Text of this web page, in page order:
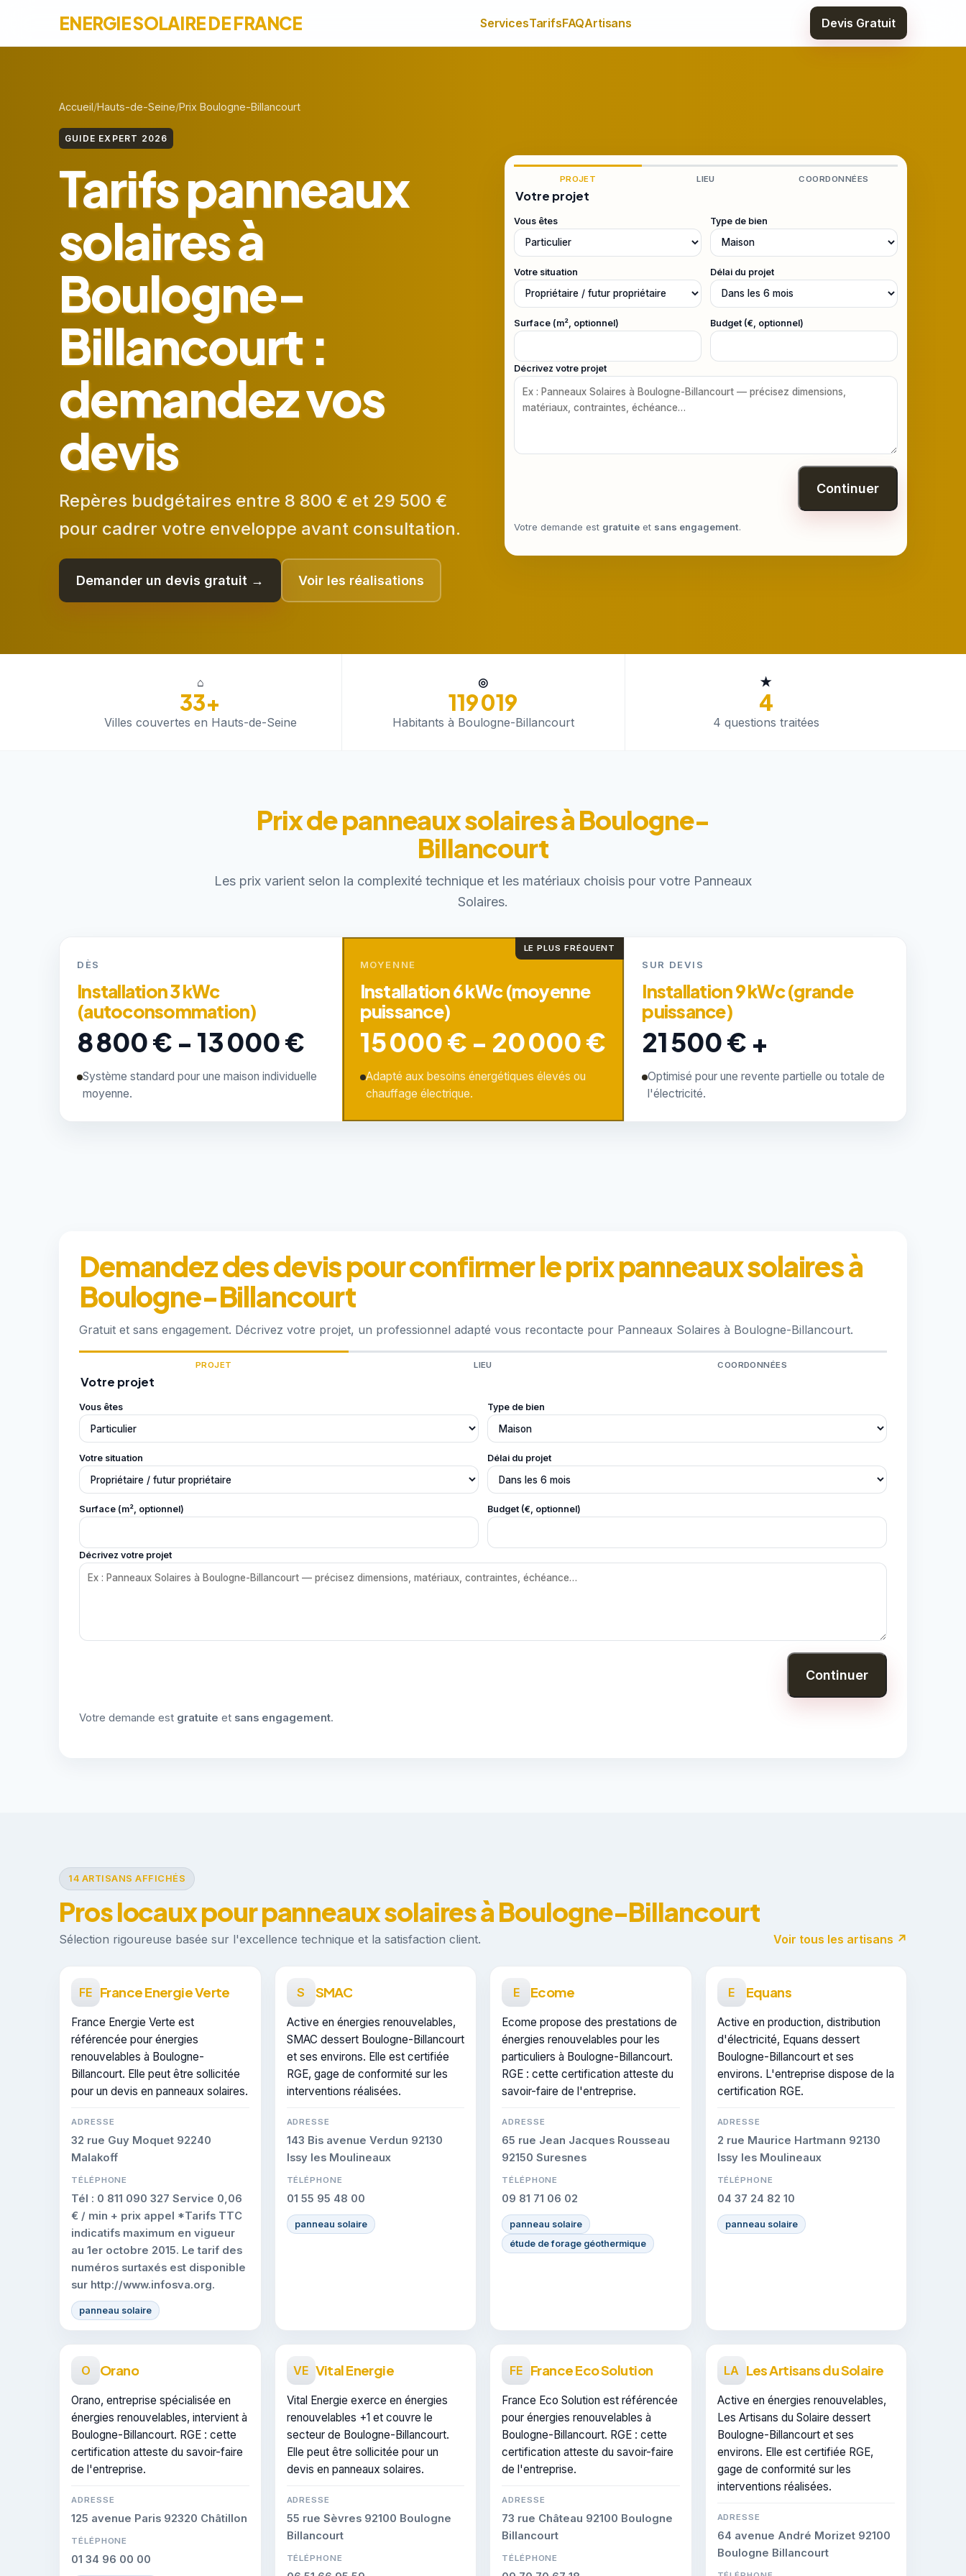
ENERGIE SOLAIRE DE FRANCE ServicesTarifsFAQArtisans Devis Gratuit
Accueil Hauts-de-Seine Prix Boulogne-Billancourt
GUIDE EXPERT 2026
Tarifs panneaux
solaires à
Boulogne-
Billancourt :
demandez vos
devis
Repères budgétaires entre 8 800 € et 29 500 €
pour cadrer votre enveloppe avant consultation.
Demander un devis gratuit → Voir les réalisations
PROJET LIEU COORDONNÉES
Votre projet
Vous êtes Type de bien
Votre situation Délai du projet
Surface (m², optionnel) Budget (€, optionnel)
Décrivez votre projet
Continuer
Votre demande est gratuite et sans engagement.
⌂
33+
Villes couvertes en Hauts-de-Seine
◎
119 019
Habitants à Boulogne-Billancourt
★
4
4 questions traitées
Prix de panneaux solaires à Boulogne-
Billancourt
Les prix varient selon la complexité technique et les matériaux choisis pour votre Panneaux
Solaires.
DÈS
Installation 3 kWc
(autoconsommation)
8 800 € - 13 000 €
Système standard pour une maison individuelle
moyenne.
LE PLUS FRÉQUENT
MOYENNE
Installation 6 kWc (moyenne
puissance)
15 000 € - 20 000 €
Adapté aux besoins énergétiques élevés ou
chauffage électrique.
SUR DEVIS
Installation 9 kWc (grande
puissance)
21 500 € +
Optimisé pour une revente partielle ou totale de
l'électricité.
Demandez des devis pour confirmer le prix panneaux solaires à
Boulogne-Billancourt
Gratuit et sans engagement. Décrivez votre projet, un professionnel adapté vous recontacte pour Panneaux Solaires à Boulogne-Billancourt.
PROJET LIEU COORDONNÉES
Votre projet
Vous êtes Type de bien
Votre situation Délai du projet
Surface (m², optionnel) Budget (€, optionnel)
Décrivez votre projet
Continuer
Votre demande est gratuite et sans engagement.
14 ARTISANS AFFICHÉS
Pros locaux pour panneaux solaires à Boulogne-Billancourt
Sélection rigoureuse basée sur l'excellence technique et la satisfaction client. Voir tous les artisans ↗
FE France Energie Verte
France Energie Verte est
référencée pour énergies
renouvelables à Boulogne-
Billancourt. Elle peut être sollicitée
pour un devis en panneaux solaires.
ADRESSE
32 rue Guy Moquet 92240
Malakoff
TÉLÉPHONE
Tél : 0 811 090 327 Service 0,06
€ / min + prix appel *Tarifs TTC
indicatifs maximum en vigueur
au 1er octobre 2015. Le tarif des
numéros surtaxés est disponible
sur http://www.infosva.org.
panneau solaire
S SMAC
Active en énergies renouvelables,
SMAC dessert Boulogne-Billancourt
et ses environs. Elle est certifiée
RGE, gage de conformité sur les
interventions réalisées.
ADRESSE
143 Bis avenue Verdun 92130
Issy les Moulineaux
TÉLÉPHONE
01 55 95 48 00
panneau solaire
E Ecome
Ecome propose des prestations de
énergies renouvelables pour les
particuliers à Boulogne-Billancourt.
RGE : cette certification atteste du
savoir-faire de l'entreprise.
ADRESSE
65 rue Jean Jacques Rousseau
92150 Suresnes
TÉLÉPHONE
09 81 71 06 02
panneau solaire
étude de forage géothermique
E Equans
Active en production, distribution
d'électricité, Equans dessert
Boulogne-Billancourt et ses
environs. L'entreprise dispose de la
certification RGE.
ADRESSE
2 rue Maurice Hartmann 92130
Issy les Moulineaux
TÉLÉPHONE
04 37 24 82 10
panneau solaire
O Orano
Orano, entreprise spécialisée en
énergies renouvelables, intervient à
Boulogne-Billancourt. RGE : cette
certification atteste du savoir-faire
de l'entreprise.
ADRESSE
125 avenue Paris 92320 Châtillon
TÉLÉPHONE
01 34 96 00 00
VE Vital Energie
Vital Energie exerce en énergies
renouvelables +1 et couvre le
secteur de Boulogne-Billancourt.
Elle peut être sollicitée pour un
devis en panneaux solaires.
ADRESSE
55 rue Sèvres 92100 Boulogne
Billancourt
TÉLÉPHONE
FE France Eco Solution
France Eco Solution est référencée
pour énergies renouvelables à
Boulogne-Billancourt. RGE : cette
certification atteste du savoir-faire
de l'entreprise.
ADRESSE
73 rue Château 92100 Boulogne
Billancourt
TÉLÉPHONE
LA Les Artisans du Solaire
Active en énergies renouvelables,
Les Artisans du Solaire dessert
Boulogne-Billancourt et ses
environs. Elle est certifiée RGE,
gage de conformité sur les
interventions réalisées.
ADRESSE
64 avenue André Morizet 92100
Boulogne Billancourt